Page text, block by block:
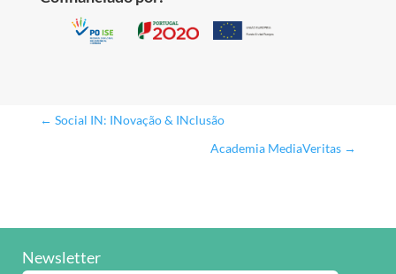
← Social IN: INovação & INclusão
Academia MediaVeritas →
Newsletter